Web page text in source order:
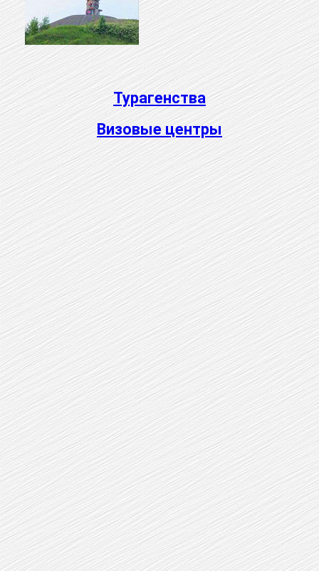
Турагенства
Визовые центры